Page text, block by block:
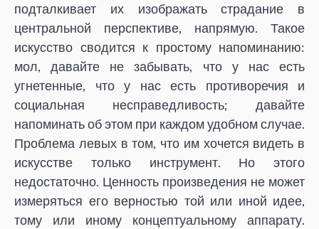
подталкивает их изображать страдание в
центральной перспективе, напрямую. Такое
искусство сводится к простому напоминанию:
мол, давайте не забывать, что у нас есть
угнетенные, что у нас есть противоречия и
социальная несправедливость; давайте
напоминать об этом при каждом удобном случае.
Проблема левых в том, что им хочется видеть в
искусстве только инструмент. Но этого
недостаточно. Ценность произведения не может
измеряться его верностью той или иной идее,
тому или иному концептуальному аппарату.